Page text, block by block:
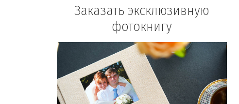
Заказать эксклюзивную
фотокнигу